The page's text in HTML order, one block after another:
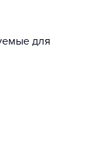
для